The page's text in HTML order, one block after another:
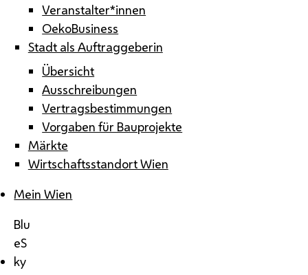
Veranstalter*innen
OekoBusiness
Stadt als Auftraggeberin
Übersicht
Ausschreibungen
Vertragsbestimmungen
Vorgaben für Bauprojekte
Märkte
Wirtschaftsstandort Wien
Mein Wien
Blu
eS
ky